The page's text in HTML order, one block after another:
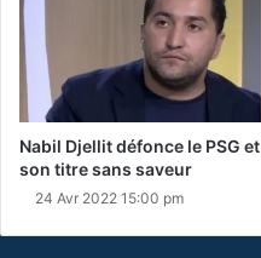
Nabil Djellit défonce le PSG et
son titre sans saveur
24 Avr 2022 15:00 pm